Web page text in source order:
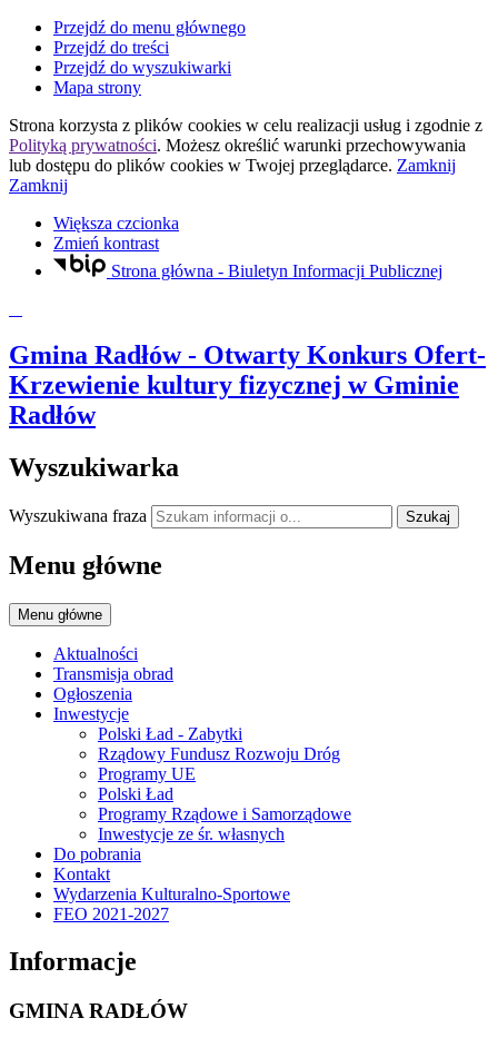
Przejdź do menu głównego
Przejdź do treści
Przejdź do wyszukiwarki
Mapa strony
Strona korzysta z plików cookies w celu realizacji usług i zgodnie z
Polityką prywatności. Możesz określić warunki przechowywania
lub dostępu do plików cookies w Twojej przeglądarce. Zamknij
Zamknij
Większa czcionka
Zmień kontrast
Strona główna - Biuletyn Informacji Publicznej
Gmina Radłów- Otwarty Konkurs Ofert-
Krzewienie kultury fizycznej w Gminie
Radłów
Wyszukiwarka
Wyszukiwana fraza Szukaj
Menu główne
Menu główne
Aktualności
Transmisja obrad
Ogłoszenia
Inwestycje
Polski Ład - Zabytki
Rządowy Fundusz Rozwoju Dróg
Programy UE
Polski Ład
Programy Rządowe i Samorządowe
Inwestycje ze śr. własnych
Do pobrania
Kontakt
Wydarzenia Kulturalno-Sportowe
FEO 2021-2027
Informacje
GMINA RADŁÓW